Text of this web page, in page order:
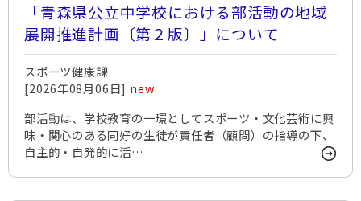
「青森県公立中学校における部活動の地域
展開推進計画〔第２版〕」について
スポーツ健康課
[2026年08月06日] new
部活動は、学校教育の一環としてスポーツ・文化芸術に興
味・関心のある同好の生徒が責任者（顧問）の指導の下、
自主的・自発的に活…